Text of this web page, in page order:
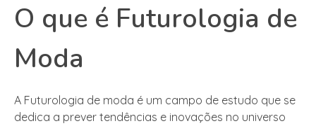
O que é Futurologia de
Moda
A Futurologia de moda é um campo de estudo que se
dedica a prever tendências e inovações no universo